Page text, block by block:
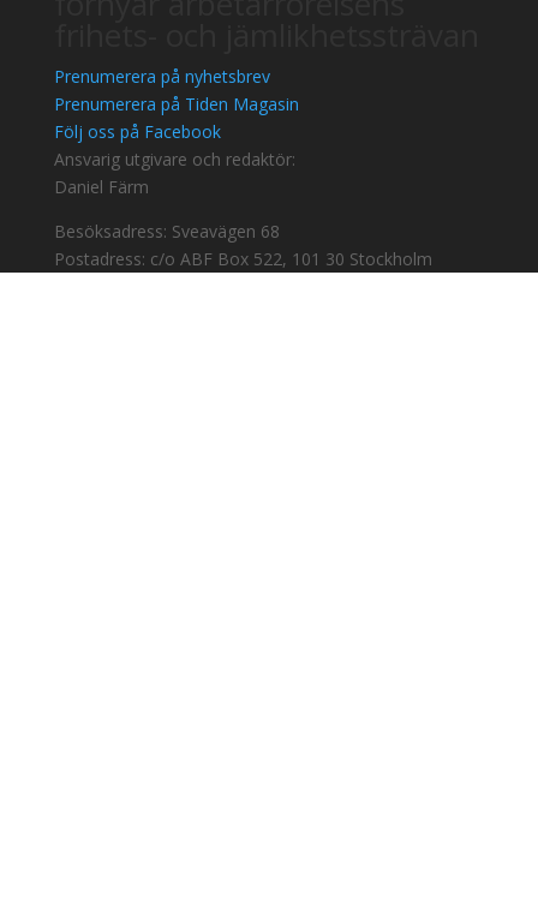
Prenumerera på nyhetsbrev
Prenumerera på Tiden Magasin
Följ oss på Facebook
Ansvarig utgivare och redaktör:
Daniel Färm
Besöksadress: Sveavägen 68
Postadress: c/o ABF Box 522, 101 30 Stockholm